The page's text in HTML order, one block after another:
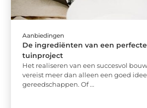
Aanbiedingen
De ingrediënten van een
tuinproject
Het realiseren van een succesvol
vereist meer dan alleen een goed
gereedschappen. Of ...